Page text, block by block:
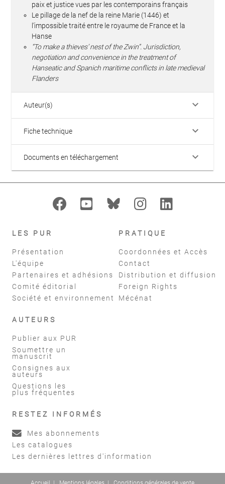
paix et justice vues par les contemporains français
Le pillage de la nef de la reine Marie (1446) et
l’impossible traité entre le royaume de France et la
Hanse
“To make a thieves’ nest of the Zwin”. Jurisdiction,
negotiation and convenience in the treatment of
Hanseatic and Spanich maritime conflicts in late medieval
Flanders
Auteur(s) keyboard_arrow_down
Fiche technique keyboard_arrow_down
Documents en téléchargement keyboard_arrow_down
LES PUR
Présentation
L'équipe
Partenaires et adhésions
Comité éditorial
Société et environnement
PRATIQUE
Coordonnées et Accès
Contact
Distribution et diffusion
Foreign Rights
Mécénat
AUTEURS
Publier aux PUR
Soumettre un
manuscrit
Consignes aux
auteurs
Questions les
plus fréquentes
RESTEZ INFORMÉS
Mes abonnements
Les catalogues
Les dernières lettres d'information